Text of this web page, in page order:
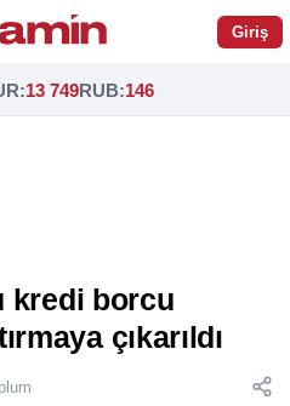
Giriş
:13 749RUB:146
kredi borcu
çıkarıldı